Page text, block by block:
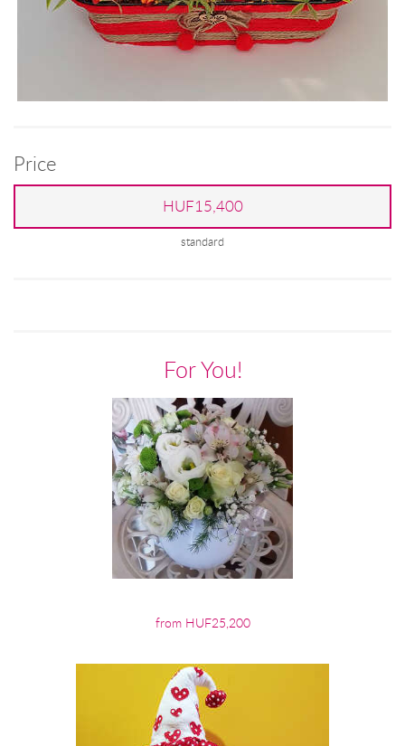
Price
HUF15,400
standard
For You!
from HUF25,200